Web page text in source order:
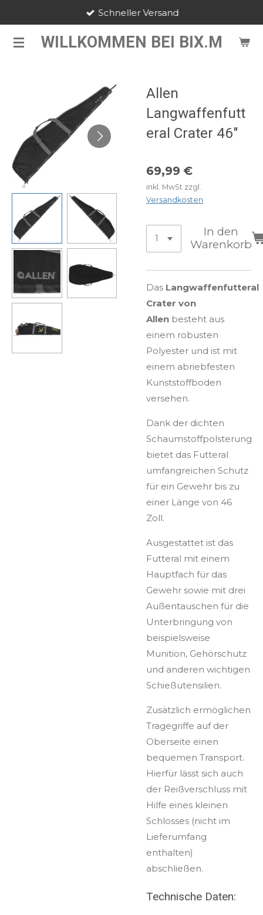
springen WILLKOMMEN BEI BIX.M
Schneller Versand
Allen
Langwaffenfutt
eral Crater 46"
69,99 €
inkl. MwSt zzgl.
Versandkosten
In den
Warenkorb
Das Langwaffenfutteral
Crater von
Allen besteht aus
einem robusten
Polyester und ist mit
einem abriebfesten
Kunststoffboden
versehen.
Dank der dichten
Schaumstoffpolsterung
bietet das Futteral
umfangreichen Schutz
für ein Gewehr bis zu
einer Länge von 46
Zoll.
Ausgestattet ist das
Futteral mit einem
Hauptfach für das
Gewehr sowie mit drei
Außentauschen für die
Unterbringung von
beispielsweise
Munition, Gehörschutz
und anderen wichtigen
Schießutensilien.
Zusätzlich ermöglichen
Tragegriffe auf der
Oberseite einen
bequemen Transport.
Hierfür lässt sich auch
der Reißverschluss mit
Hilfe eines kleinen
Schlosses (nicht im
Lieferumfang
enthalten)
abschließen.
Technische Daten: